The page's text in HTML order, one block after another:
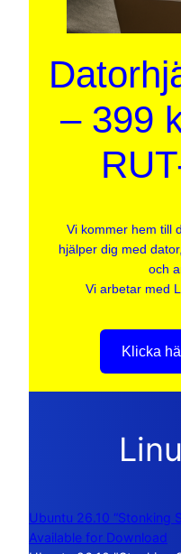
– 399
Vi kommer hem till
hjälper dig med
och
Vi arbetar med
Klicka
Ubuntu 26.10 “Stonking
Available for Download